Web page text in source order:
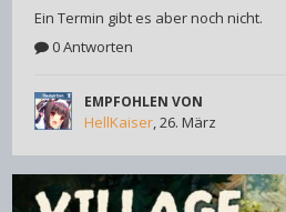
Ein Termin gibt es aber noch nicht.
0 Antworten
EMPFOHLEN VON
HellKaiser,26. März